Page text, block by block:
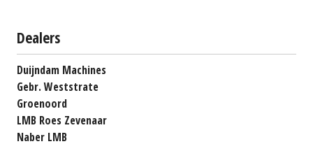
Dealers
Duijndam Machines
Gebr. Weststrate
Groenoord
LMB Roes Zevenaar
Naber LMB